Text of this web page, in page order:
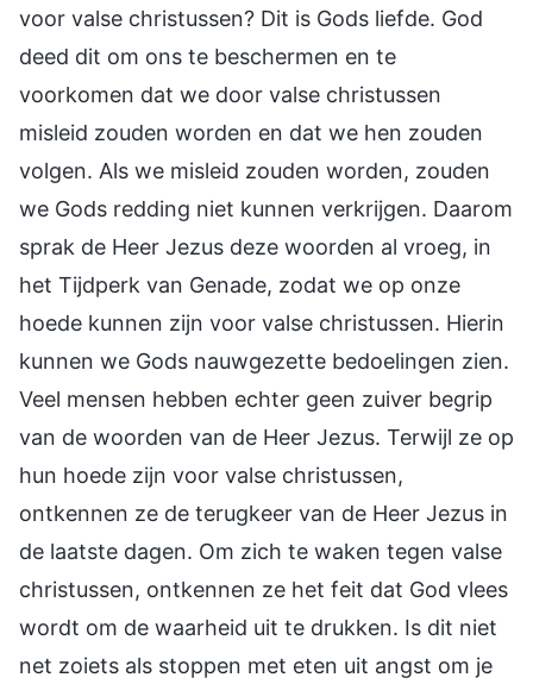
voor valse christussen? Dit is Gods liefde. God
deed dit om ons te beschermen en te
voorkomen dat we door valse christussen
misleid zouden worden en dat we hen zouden
volgen. Als we misleid zouden worden, zouden
we Gods redding niet kunnen verkrijgen. Daarom
sprak de Heer Jezus deze woorden al vroeg, in
het Tijdperk van Genade, zodat we op onze
hoede kunnen zijn voor valse christussen. Hierin
kunnen we Gods nauwgezette bedoelingen zien.
Veel mensen hebben echter geen zuiver begrip
van de woorden van de Heer Jezus. Terwijl ze op
hun hoede zijn voor valse christussen,
ontkennen ze de terugkeer van de Heer Jezus in
de laatste dagen. Om zich te waken tegen valse
christussen, ontkennen ze het feit dat God vlees
wordt om de waarheid uit te drukken. Is dit niet
net zoiets als stoppen met eten uit angst om je